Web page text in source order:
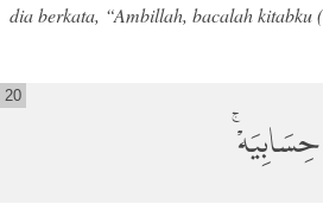
dia berkata, “Ambillah, bacalah kitabku
20